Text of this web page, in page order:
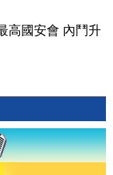
高國安會 內鬥升